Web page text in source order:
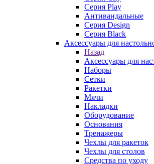
Серия Play
Антивандальные
Серия Design
Серия Black
Аксессуары для
Назад
Аксессуары для
Наборы
Сетки
Ракетки
Мячи
Накладки
Оборудование
Основания
Тренажеры
Чехлы для ракеток
Чехлы для столов
Средства по уходу